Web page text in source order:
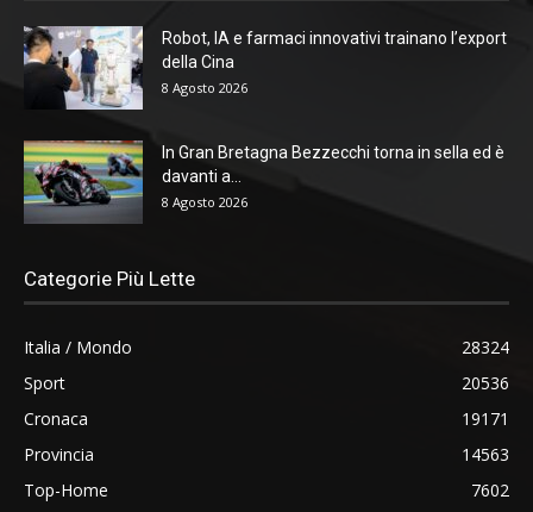
Robot, IA e farmaci innovativi trainano l’export
della Cina
8 Agosto 2026
In Gran Bretagna Bezzecchi torna in sella ed è
davanti a...
8 Agosto 2026
Categorie Più Lette
Italia / Mondo
28324
Sport
20536
Cronaca
19171
Provincia
14563
Top-Home
7602